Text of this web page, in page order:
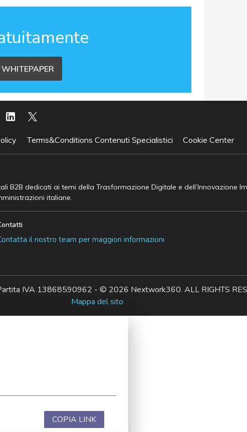
Terms&Conditions Contenuti Specialistici Cookie Center
B2B dedicati ai temi della Trasformazione Digitale e dell’Innovazione
italiane.
il nostro team per maggiori informazioni
IVA 13868590962 - © 2026 Nextwork360. ALL RIGHTS
Mappa del sito
COPIA LINK